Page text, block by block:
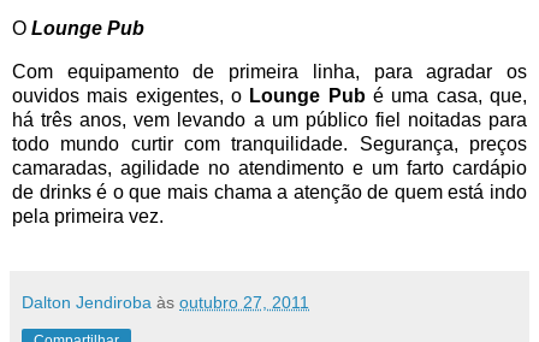
O Lounge Pub
Com equipamento de primeira linha, para agradar os
ouvidos mais exigentes, o Lounge Pubé uma casa, que,
há três anos, vem levando a um público fiel noitadas para
todo mundo curtir com tranquilidade. Segurança, preços
camaradas, agilidade no atendimento e um farto cardápio
de drinks é o que mais chama a atenção de quem está indo
pela primeira vez.
Dalton Jendiroba às outubro 27, 2011